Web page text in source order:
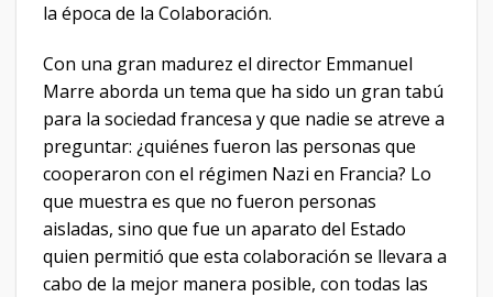
la época de la Colaboración.
Con una gran madurez el director Emmanuel
Marre aborda un tema que ha sido un gran tabú
para la sociedad francesa y que nadie se atreve a
preguntar: ¿quiénes fueron las personas que
cooperaron con el régimen Nazi en Francia? Lo
que muestra es que no fueron personas
aisladas, sino que fue un aparato del Estado
quien permitió que esta colaboración se llevara a
cabo de la mejor manera posible, con todas las